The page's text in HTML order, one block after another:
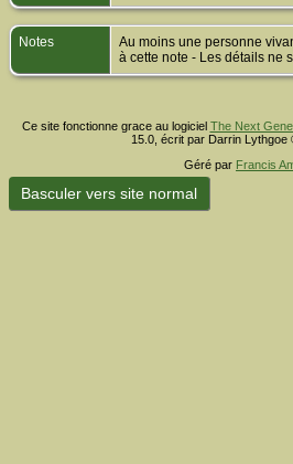
Notes
Au moins une personne
à cette note - Les détails ne
Ce site fonctionne grace au logiciel The Next
15.0, écrit par Darrin Lythgoe
Géré par Francis
Basculer vers site normal